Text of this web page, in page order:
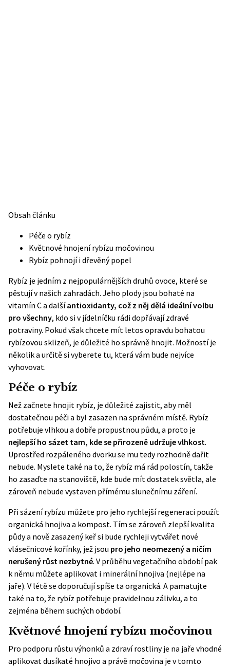
Obsah článku
Péče o rybíz
Květnové hnojení rybízu močovinou
Rybíz pohnojí i dřevěný popel
Rybíz je jedním z nejpopulárnějších druhů ovoce, které se
pěstují v našich zahradách. Jeho plody jsou bohaté na
vitamín C a dalšíantioxidanty, což z něj dělá ideální volbu
pro všechny, kdo si v jídelníčku rádi dopřávají zdravé
potraviny. Pokud však chcete mít letos opravdu bohatou
rybízovou sklizeň, je důležité ho správně hnojit. Možností je
několik a určitě si vyberete tu, která vám bude nejvíce
vyhovovat.
Péče o rybíz
Než začnete hnojit rybíz, je důležité zajistit, aby měl
dostatečnou péči a byl zasazen na správném místě. Rybíz
potřebuje vlhkou a dobře propustnou půdu, a proto je
nejlepší ho sázet tam, kde se přirozeně udržuje vlhkost.
Uprostřed rozpáleného dvorku se mu tedy rozhodně dařit
nebude. Myslete také na to, že rybíz má rád polostín, takže
ho zasaďte na stanoviště, kde bude mít dostatek světla, ale
zároveň nebude vystaven přímému slunečnímu záření.
Při sázení rybízu můžete pro jeho rychlejší regeneraci použít
organická hnojiva a kompost. Tím se zároveň zlepší kvalita
půdy a nově zasazený keř si bude rychleji vytvářet nové
vlásečnicové kořínky, jež jsou pro jeho neomezený a ničím
nerušený růst nezbytné. V průběhu vegetačního období pak
k němu můžete aplikovat i minerální hnojiva (nejlépe na
jaře). V létě se doporučují spíše ta organická. A pamatujte
také na to, že rybíz potřebuje pravidelnou zálivku, a to
zejména během suchých období.
Květnové hnojení rybízu močovinou
Pro podporu růstu výhonků a zdraví rostliny je na jaře vhodné
aplikovat dusíkaté hnojivo a právě močovina je v tomto